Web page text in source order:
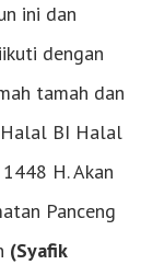
ini dan
dengan
tamah dan
Halal BI Halal
H. Akan
Panceng
(Syafik